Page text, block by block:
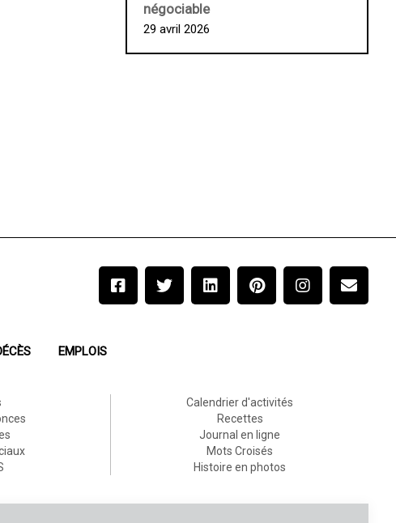
négociable
29 avril 2026
EMPLOIS
Calendrier d'activités
Recettes
Journal en ligne
Mots Croisés
Histoire en photos